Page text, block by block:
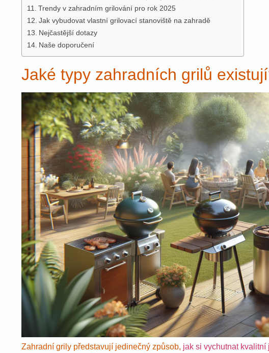
Trendy v zahradním grilování pro rok 2025
Jak vybudovat vlastní grilovací stanoviště na zahradě
Nejčastější dotazy
Naše doporučení
Jaké typy zahradních grilů
Zahradní grily představují jedinečný způsob, jak si vychutnat kvalitní